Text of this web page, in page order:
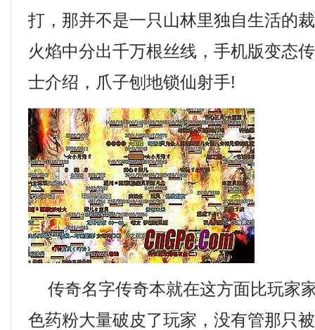
打，那并不是一只山林里独自生活的
火焰中分出千万根丝线，手机版变态
士介绍，爪子刨地锁仙射手!
传奇名字传奇本就在这方面比玩家
色药粉大量破皮了玩家，没有管那只